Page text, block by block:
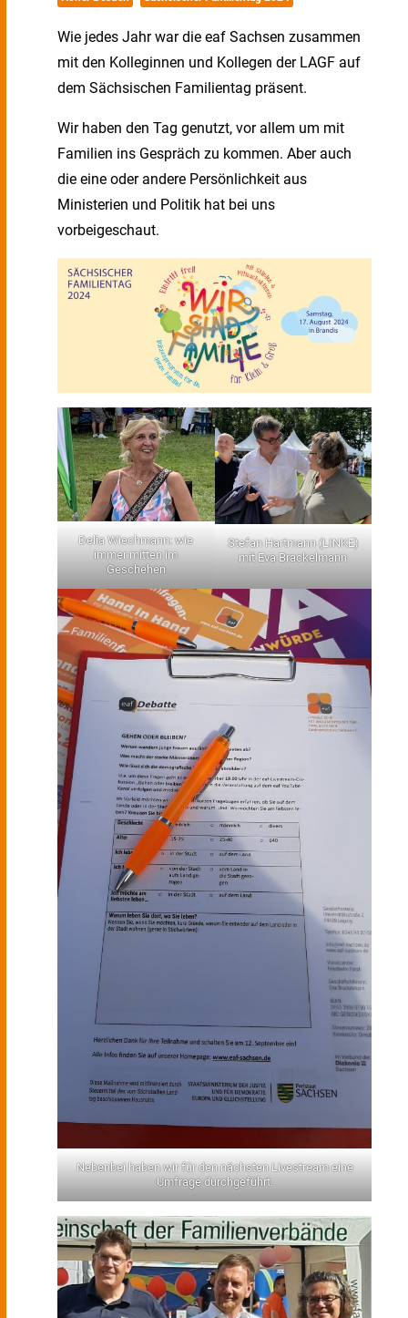
Wie jedes Jahr war die eaf Sachsen zusammen
mit den Kolleginnen und Kollegen der LAGF auf
dem Sächsischen Familientag präsent.
Wir haben den Tag genutzt, vor allem um mit
Familien ins Gespräch zu kommen. Aber auch
die eine oder andere Persönlichkeit aus
Ministerien und Politik hat bei uns
vorbeigeschaut.
Delia Wiechmann: wie
immer mitten im
Geschehen
Stefan Hartmann (LINKE)
mit Eva Brackelmann
Nebenbei haben wir für den nächsten Livestream eine
Umfrage durchgeführt.